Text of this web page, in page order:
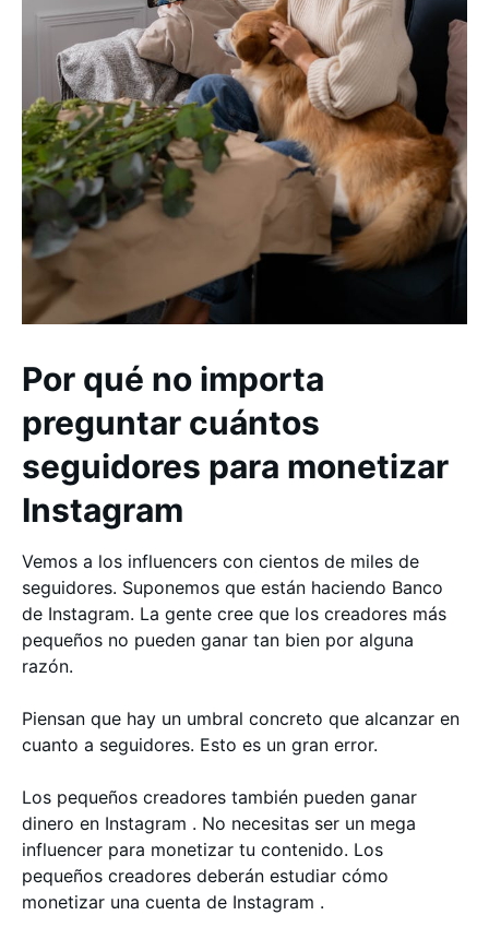
Por qué no importa
preguntar cuántos
seguidores para monetizar
Instagram
Vemos a los influencers con cientos de miles de
seguidores. Suponemos que están haciendo Banco
de Instagram. La gente cree que los creadores más
pequeños no pueden ganar tan bien por alguna
razón.
Piensan que hay un umbral concreto que alcanzar en
cuanto a seguidores. Esto es un gran error.
Los pequeños creadores también pueden ganar
dinero en Instagram . No necesitas ser un mega
influencer para monetizar tu contenido. Los
pequeños creadores deberán estudiar cómo
monetizar una cuenta de Instagram .